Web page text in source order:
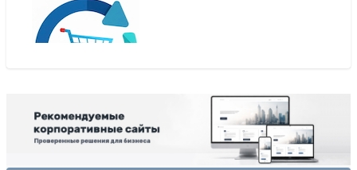
МойСклад: Гибкий обмен заказами по API
ПОДРОБНЕЕ